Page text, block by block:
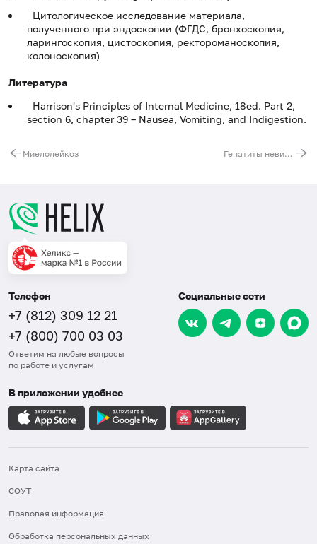
Цитологическое исследование материала,
полученного при эндоскопии (ФГДС, бронхоскопия,
ларингоскопия, цистоскопия, ректороманоскопия,
колоноскопия)
Литература
Harrison's Principles of Internal Medicine, 18ed. Part 2,
section 6, chapter 39 – Nausea, Vomiting, and Indigestion.
Миелолейкоз Гепатиты невирусные
Телефон
+7 (812) 309 12 21
+7 (800) 700 03 03
Ответим на любые вопросы
по работе и услугам
Социальные сети
В приложении удобнее
Карта сайта
СОУТ
Правовая информация
Обработка персональных данных